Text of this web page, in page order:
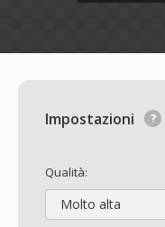
Impostazioni
Qualità:
Molto alta